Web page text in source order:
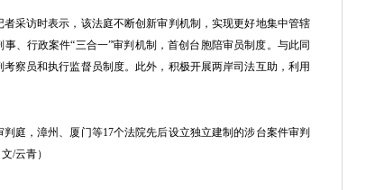
访时表示，该法庭不断创新审判机制，实现更好地集中管辖
、行政案件“三合一”审判机制，首创台胞陪审员制度。与此同
察员和执行监督员制度。此外，积极开展两岸司法互助，利用
，漳州、厦门等17个法院先后设立独立建制的涉台案件审判
/云青）